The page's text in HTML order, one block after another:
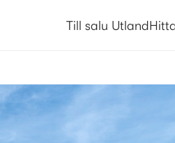
Till salu Utland